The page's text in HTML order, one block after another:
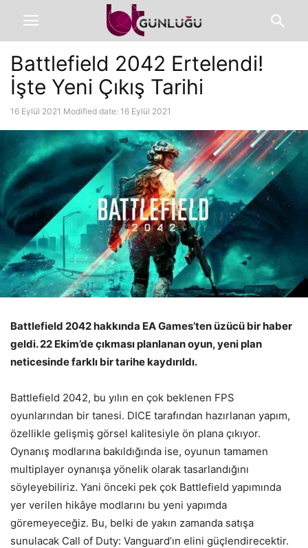
Battlefield 2042 Ertelendi!
İşte Yeni Çıkış Tarihi
16 Eylül 2021 Modified date: 16 Eylül 2021
Battlefield 2042 hakkında EA Games’ten üzücü bir haber
geldi. 22 Ekim’de çıkması planlanan oyun, yeni plan
neticesinde farklı bir tarihe kaydırıldı.
Battlefield 2042, bu yılın en çok beklenen FPS
oyunlarından bir tanesi. DICE tarafından hazırlanan yapım,
özellikle gelişmiş görsel kalitesiyle ön plana çıkıyor.
Oynanış modlarına bakıldığında ise, oyunun tamamen
multiplayer oynanışa yönelik olarak tasarlandığını
söyleyebiliriz. Yani önceki pek çok Battlefield yapımında
yer verilen hikâye modlarını bu yeni yapımda
göremeyeceğiz. Bu, belki de yakın zamanda satışa
sunulacak Call of Duty: Vanguard’ın elini güçlendirecektir.